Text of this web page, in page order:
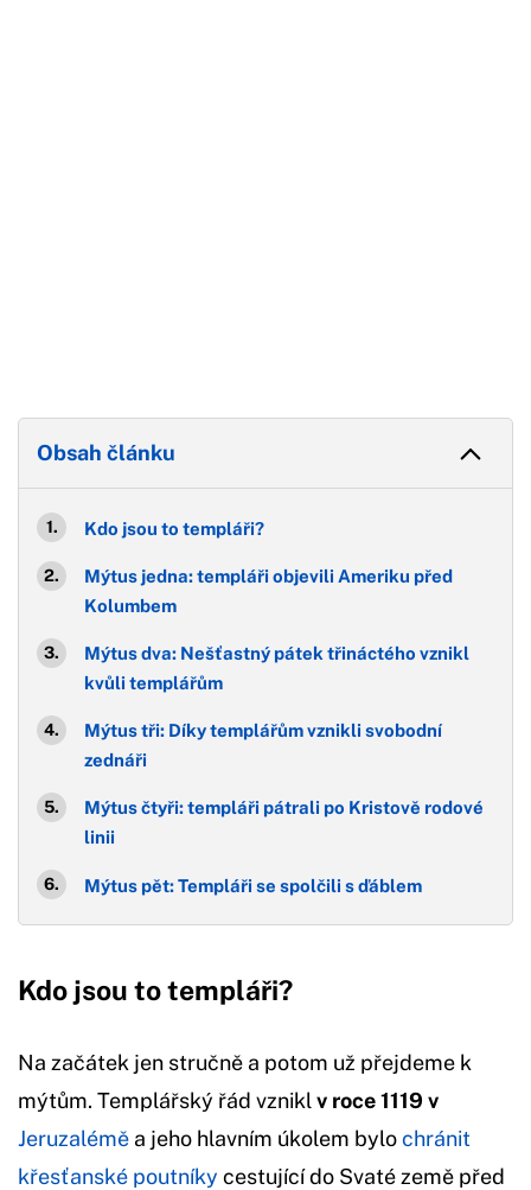
Obsah článku
Kdo jsou to templáři?
Mýtus jedna: templáři objevili Ameriku před
Kolumbem
Mýtus dva: Nešťastný pátek třináctého vznikl
kvůli templářům
Mýtus tři: Díky templářům vznikli svobodní
zednáři
Mýtus čtyři: templáři pátrali po Kristově rodové
linii
Mýtus pět: Templáři se spolčili s ďáblem
Kdo jsou to templáři?
Na začátek jen stručně a potom už přejdeme k
mýtům. Templářský řád vznikl v roce 1119 v
Jeruzalémě a jeho hlavním úkolem bylochránit
křesťanské poutníky cestující do Svaté země před